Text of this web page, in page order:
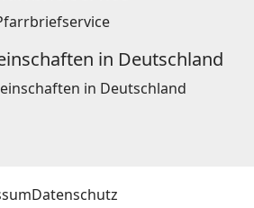
in Deutschland
Datenschutz